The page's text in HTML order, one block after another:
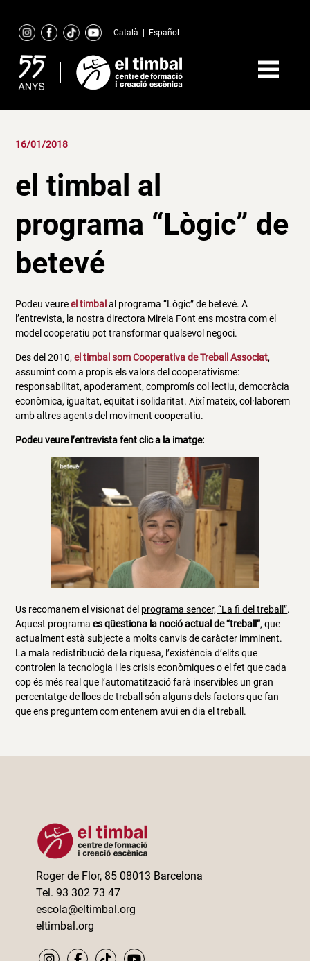
content
Català Español
16/01/2018
el timbal al
programa “Lògic” de
betevé
Podeu veureel timbal al programa “Lògic” de betevé. A
l’entrevista, la nostra directora Mireia Font ens mostra com el
model cooperatiu pot transformar qualsevol negoci.
Des del 2010, el timbal som Cooperativa de Treball Associat,
assumint com a propis els valors del cooperativisme:
responsabilitat, apoderament, compromís col·lectiu, democràcia
econòmica, igualtat, equitat i solidaritat. Així mateix, col·laborem
amb altres agents del moviment cooperatiu.
Podeu veure l’entrevista fent clic a la imatge:
Us recomanem el visionat del programa sencer, “La fi del treball”.
Aquest programaes qüestiona la noció actual de “treball”, que
actualment està subjecte a molts canvis de caràcter imminent.
La mala redistribució de la riquesa, l’existència d’elits que
controlen la tecnologia i les crisis econòmiques o el fet que cada
cop és més real que l’automatització farà inservibles un gran
percentatge de llocs de treball són alguns dels factors que fan
que ens preguntem com entenem avui en dia el treball.
Roger de Flor, 85 08013 Barcelona
Tel. 93 302 73 47
escola@eltimbal.org
eltimbal.org